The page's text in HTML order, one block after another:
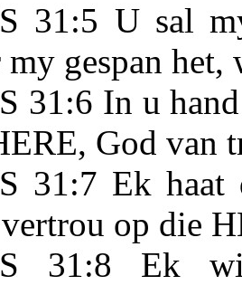
31:5 U sal
gespan
31:6 In u
God van
31:7 Ek haat
op die
31:8 Ek